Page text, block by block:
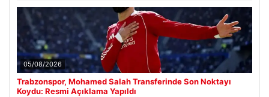
05/08/2026
Trabzonspor, Mohamed Salah Transferinde Son Noktayı
Koydu: Resmi Açıklama Yapıldı